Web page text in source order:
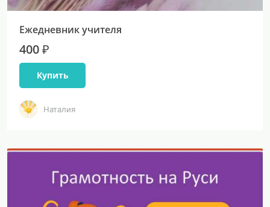
Ежедневник учителя
400 ₽
Купить
Наталия